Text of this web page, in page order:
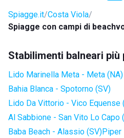
Spiagge.it Costa Viola
Spiagge con campi di
Stabilimenti balneari più
Lido Marinella Meta - Meta (NA)
Bahia Blanca - Spotorno (SV)
Lido Da Vittorio - Vico Equense
Al Sabbione - San Vito Lo Capo
Baba Beach - Alassio (SV)Piper